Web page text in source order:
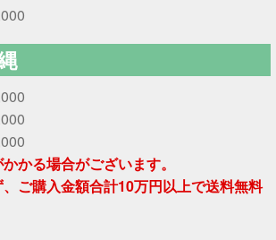
かる場合がございます。
ご購入金額合計10万円以上で送料無料